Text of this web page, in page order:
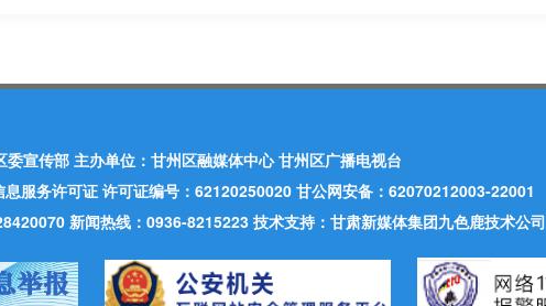
委宣传部 主办单位：甘州区融媒体中心 甘州区广播电视台
服务许可证 许可证编号：62120250020 甘公网安备：62070212003-22001
新闻热线：0936-8215223 技术支持：甘肃新媒体集团九色鹿技术公司